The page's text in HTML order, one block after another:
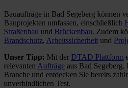
Bauaufträge in Bad Segeberg können
Bauprojekten umfassen, einschließlich
Straßenbau und Brückenbau. Zudem
Brandschutz, Arbeitssicherheit und
Unser Tipp: Mit der DTAD Plattform
relevanten Aufträge aus Bad
Branche und entdecken Sie bereits
unverbindlichen Test.